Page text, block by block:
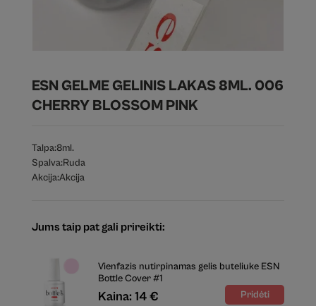
ESN GELME GELINIS LAKAS 8ML. 006
CHERRY BLOSSOM PINK
Talpa:8ml.
Spalva:Ruda
Akcija:Akcija
Jums taip pat gali prireikti:
Vienfazis nutirpinamas gelis buteliuke ESN
Bottle Cover #1
Kaina: 14 €